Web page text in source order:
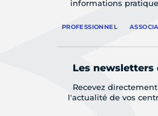
informations
PROFESSIONNEL
Les newsletters
Recevez
l'actualité de vos